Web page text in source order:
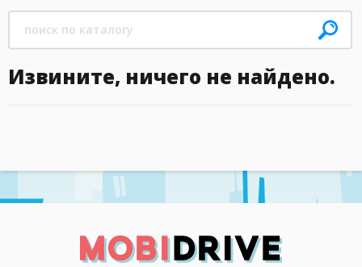
Извините, ничего не найдено.